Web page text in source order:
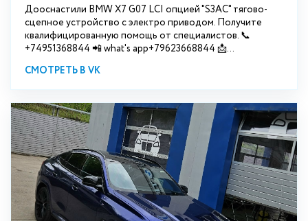
Дооснастили BMW Х7 G07 LCI опцией "S3АС" тягово-
сцепное устройство с электро приводом. Получите
квалифицированную помощь от специалистов. 📞
+74951368844 📲 what's app+79623668844 📩...
СМОТРЕТЬ В VK